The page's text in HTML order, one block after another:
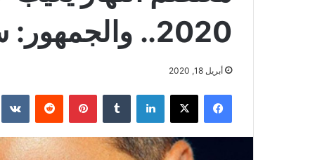
2020.. والجمهور: سنشتاق لك
أبريل 18, 2020
فيسبوك ‫X لينكدإن بينتيريست